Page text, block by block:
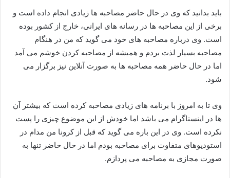
باید بدانید که وی در حال حاضر مصاحبه ها زیادی انجام داده است و
برخی از این مصاحبه ها در رسانه های ایرانی، خارج از کشور بوده
است. وی درباره مصاحبه های خود می گوید که من در هنگام
مصاحبه بسیار لذت بردم و همیشه از مصاحبه کردن خوشم می آمد
اما در حال حاضر همه مصاحبه ها به صورت آنلاین نیز برگزار می
شود.
وی تا به امروز با برنامه های زیادی مصاحبه کرده است که بیشتر آن
ها در اینستاگرام می باشد اما خودش از این موضوع چیزی را پست
نکرده است. وی در این باره می گوید که قبل از کرونا من مدام در
استودیوهای متفاوت برای مصاحبه بودم اما در حال حاضر تنها به
صورت مجازی به مصاحبه می پردازم.